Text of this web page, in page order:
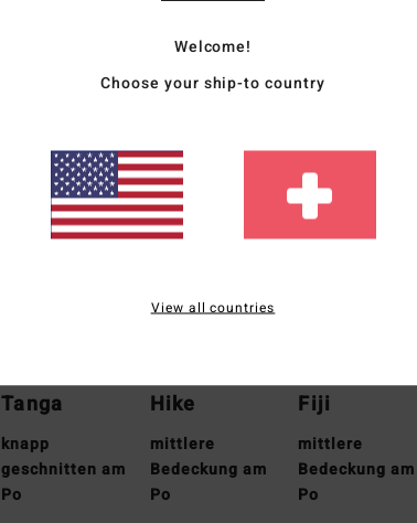
Wieviel Bedeckung brauchst du ?
Tanga
knapp
geschnitten am
Po
Hike
mittlere
Bedeckung am
Po
Fiji
mittlere
Bedeckung am
Po
Welcome!
Choose your ship-to country
View all countries